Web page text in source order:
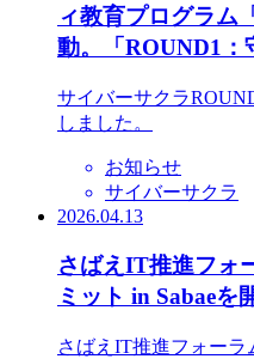
ィ教育プログラム
動。「ROUND1：
サイバーサクラ
しました。
お知らせ
サイバーサクラ
2026.04.13
さばえIT推進フォ
ミット in Sabaeを
さばえIT推進フォーラ